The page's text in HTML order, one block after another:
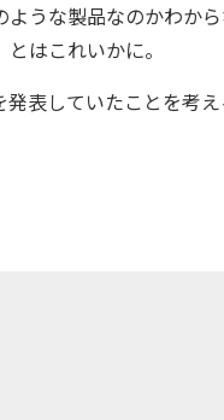
うな製品なのかわか
はこれいかに。
表していたことを考